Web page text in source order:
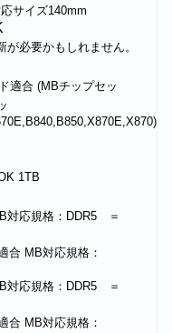
サイズ140mm
必要かもしれません。
合 (MBチップセッ
1TB
対応規格：DDR5 ＝
MB対応規格：
対応規格：DDR5 ＝
MB対応規格：